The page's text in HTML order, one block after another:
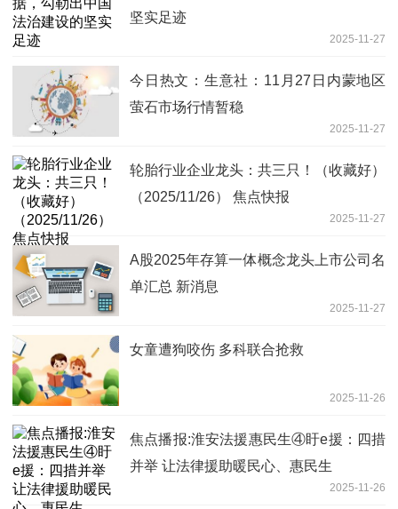
坚实足迹
2025-11-27
今日热文：生意社：11月27日内蒙地区
萤石市场行情暂稳
2025-11-27
轮胎行业企业龙头：共三只！（收藏好）
（2025/11/26） 焦点快报
2025-11-27
A股2025年存算一体概念龙头上市公司名
单汇总 新消息
2025-11-27
女童遭狗咬伤 多科联合抢救
2025-11-26
焦点播报:淮安法援惠民生④盱e援：四措
并举 让法律援助暖民心、惠民生​
2025-11-26